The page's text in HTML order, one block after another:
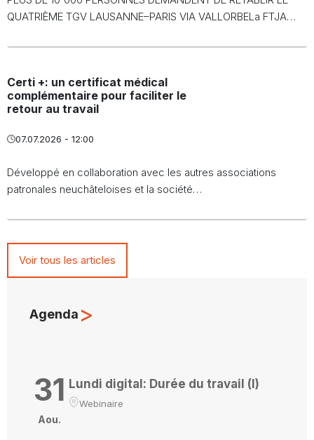
QUATRIÈME TGV LAUSANNE–PARIS VIA VALLORBELa FTJA…
Certi +: un certificat médical
complémentaire pour faciliter le
retour au travail
07.07.2026 - 12:00
Développé en collaboration avec les autres associations
patronales neuchâteloises et la société…
Voir tous les articles
Agenda >
31
Aou.
Lundi digital: Durée du travail (I)
Webinaire